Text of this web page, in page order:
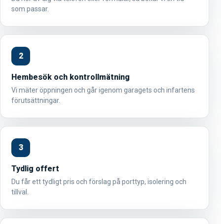
som passar.
2
Hembesök och kontrollmätning
Vi mäter öppningen och går igenom garagets och infartens
förutsättningar.
3
Tydlig offert
Du får ett tydligt pris och förslag på porttyp, isolering och
tillval.